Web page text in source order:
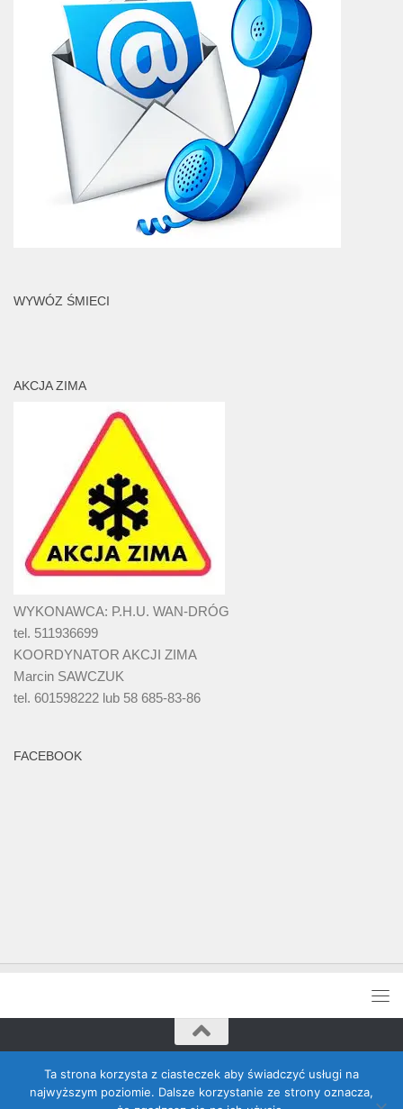
WYWÓZ ŚMIECI
AKCJA ZIMA
WYKONAWCA: P.H.U. WAN-DRÓG
tel. 511936699
KOORDYNATOR AKCJI ZIMA
Marcin SAWCZUK
tel. 601598222 lub 58 685-83-86
FACEBOOK
Rada Banino © 2026. Wszelkie prawa zastrzeżone
Ta strona korzysta z ciasteczek aby świadczyć usługi na
najwyższym poziomie. Dalsze korzystanie ze strony oznacza,